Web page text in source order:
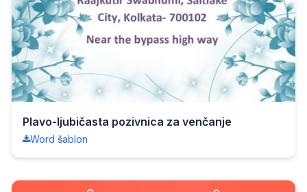
Plavo-ljubičasta pozivnica za venčanje
Word šablon